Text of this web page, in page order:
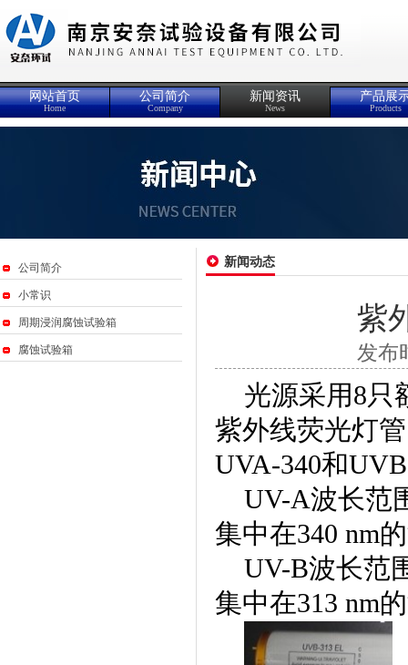
网站首页
Home
公司简介
Company
新闻资讯
News
产品展
Products
公司简介
小常识
周期浸润腐蚀试验箱
腐蚀试验箱
新闻动态
紫
发布
光源采用8只
紫外线荧光灯
UVA-340和
UV-A波长范
集中在340 nm
UV-B波长范
集中在313 nm